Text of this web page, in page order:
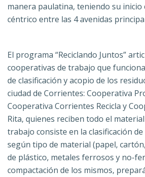
manera paulatina, teniendo su inicio
céntrico entre las 4 avenidas
El programa “Reciclando Juntos”
cooperativas de trabajo que
de clasificación y acopio de los
ciudad de Corrientes: Cooperativa
Cooperativa Corrientes Recicla y
Rita, quienes reciben todo el
trabajo consiste en la clasificación
según tipo de material (papel,
de plástico, metales ferrosos y no-
compactación de los mismos,